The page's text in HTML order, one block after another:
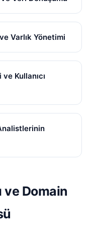
Varlık Yönetimi
Kullanıcı
ve Domain